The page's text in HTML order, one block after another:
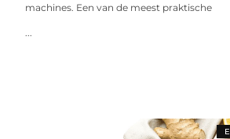
machines. Een van de meest praktische
...